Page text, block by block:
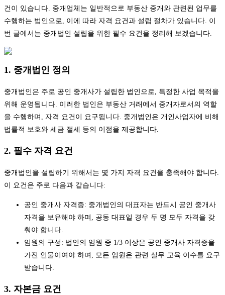
건이 있습니다. 중개업체는 일반적으로 부동산 중개와 관련된 업무를
수행하는 법인으로, 이에 따라 자격 요건과 설립 절차가 있습니다. 이
번 글에서는 중개법인 설립을 위한 필수 요건을 정리해 보겠습니다.
1. 중개법인 정의
중개법인은 주로 공인 중개사가 설립한 법인으로, 특정한 사업 목적을
위해 운영됩니다. 이러한 법인은 부동산 거래에서 중개자로서의 역할
을 수행하며, 자격 요건이 요구됩니다. 중개법인은 개인사업자에 비해
법률적 보호와 세금 절세 등의 이점을 제공합니다.
2. 필수 자격 요건
중개법인을 설립하기 위해서는 몇 가지 자격 요건을 충족해야 합니다.
이 요건은 주로 다음과 같습니다:
공인 중개사 자격증: 중개법인의 대표자는 반드시 공인 중개사
자격을 보유해야 하며, 공동 대표일 경우 두 명 모두 자격을 갖
춰야 합니다.
임원의 구성: 법인의 임원 중 1/3 이상은 공인 중개사 자격증을
가진 인물이여야 하며, 모든 임원은 관련 실무 교육 이수를 요구
받습니다.
3. 자본금 요건